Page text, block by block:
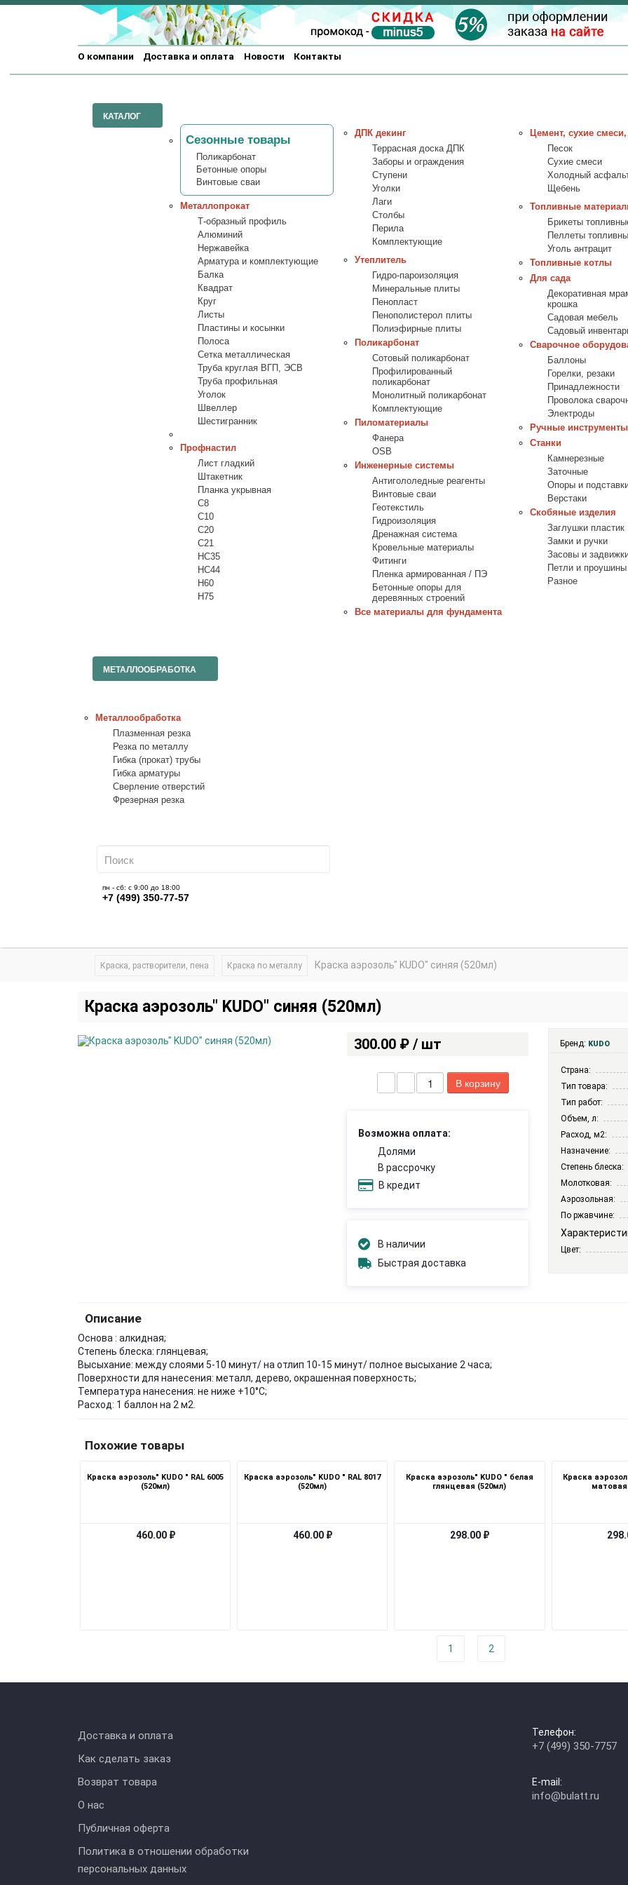
О компании Доставка и оплата Новости Контакты
КАТАЛОГ
Сезонные товары
Поликарбонат
Бетонные опоры
Винтовые сваи
Металлопрокат
Т-образный профиль
Алюминий
Нержавейка
Арматура и комплектующие
Балка
Квадрат
Круг
Листы
Пластины и косынки
Полоса
Сетка металлическая
Труба круглая ВГП, ЭСВ
Труба профильная
Уголок
Швеллер
Шестигранник
Профнастил
Лист гладкий
Штакетник
Планка укрывная
C8
C10
C20
C21
НС35
HC44
H60
H75
ДПК декинг
Террасная доска ДПК
Заборы и ограждения
Ступени
Уголки
Лаги
Столбы
Перила
Комплектующие
Утеплитель
Гидро-пароизоляция
Минеральные плиты
Пенопласт
Пенополистерол плиты
Полиэфирные плиты
Поликарбонат
Сотовый поликарбонат
Профилированный
поликарбонат
Монолитный поликарбонат
Комплектующие
Пиломатериалы
Фанера
OSB
Инженерные системы
Антигололедные реагенты
Винтовые сваи
Геотекстиль
Гидроизоляция
Дренажная система
Кровельные материалы
Фитинги
Пленка армированная / ПЭ
Бетонные опоры для
деревянных строений
Все материалы для фундамента
Цемент, сухие
Песок
Сухие смеси
Холодный
Щебень
Топливные
Брикеты
Пеллеты
Уголь антрацит
Топливные котлы
Для сада
Декоративная
крошка
Садовая мебель
Садовый
Сварочное
Баллоны
Горелки, резаки
Принадлежности
Проволока
Электроды
Ручные инструменты
Станки
Камнерезные
Заточные
Опоры и
Верстаки
Скобяные изделия
Заглушки пластик
Замки и ручки
Засовы и
Петли и проушины
Разное
МЕТАЛЛООБРАБОТКА
Металлообработка
Плазменная резка
Резка по металлу
Гибка (прокат) трубы
Гибка арматуры
Сверление отверстий
Фрезерная резка
пн - сб: с 9:00 до 18:00
+7 (499) 350-77-57
Краска, растворители, пена Краска по металлу Краска аэрозоль" KUDO" синяя (520мл)
Краска аэрозоль" KUDO" синяя (520мл)
300.00 ₽ / шт
Возможна оплата:
Долями
В рассрочку
В кредит
В наличии
Быстрая доставка
Бренд: KUDO
Страна:
Тип товара:
Тип работ:
Объем, л:
Расход, м2:
Назначение:
Степень блеска:
Молотковая:
Аэрозольная:
По ржавчине:
Цвет:
Описание
Основа : алкидная;
Степень блеска: глянцевая;
Высыхание: между слоями 5-10 минут/ на отлип 10-15 минут/ полное высыхание 2 часа;
Поверхности для нанесения: металл, дерево, окрашенная поверхность;
Температура нанесения: не ниже +10°С;
Расход: 1 баллон на 2 м2.
Похожие товары
Краска аэрозоль" KUDO " RAL 6005
(520мл)
460.00 ₽
Краска аэрозоль" KUDO " RAL 8017
(520мл)
460.00 ₽
Краска аэрозоль" KUDO " белая
глянцевая (520мл)
298.00 ₽
Краска
1 2
Доставка и оплата
Как сделать заказ
Возврат товара
О нас
Публичная оферта
Политика в отношении обработки
персональных данных
Телефон:
+7 (499) 350-7757
E-mail:
info@bulatt.ru